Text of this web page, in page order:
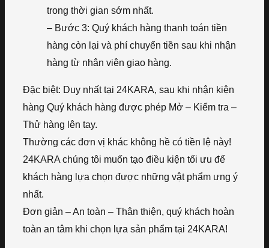
trong thời gian sớm nhất.
– Bước 3: Quý khách hàng thanh toán tiền
hàng còn lại và phí chuyển tiền sau khi nhận
hàng từ nhân viên giao hàng.
Đặc biệt: Duy nhất tại 24KARA, sau khi nhận kiện
hàng Quý khách hàng được phép Mở – Kiểm tra –
Thử hàng lên tay.
Thường các đơn vị khác không hề có tiền lệ này!
24KARA chúng tôi muốn tạo điều kiện tối ưu để
khách hàng lựa chọn được những vật phẩm ưng ý
nhất.
Đơn giản – An toàn – Thân thiện, quý khách hoàn
toàn an tâm khi chọn lựa sản phẩm tại 24KARA!